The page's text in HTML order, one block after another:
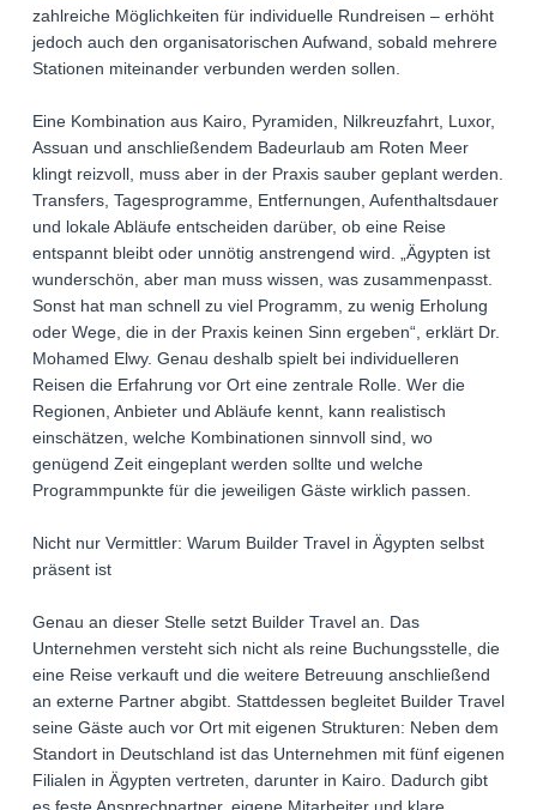
zahlreiche Möglichkeiten für individuelle Rundreisen – erhöht
jedoch auch den organisatorischen Aufwand, sobald mehrere
Stationen miteinander verbunden werden sollen.
Eine Kombination aus Kairo, Pyramiden, Nilkreuzfahrt, Luxor,
Assuan und anschließendem Badeurlaub am Roten Meer
klingt reizvoll, muss aber in der Praxis sauber geplant werden.
Transfers, Tagesprogramme, Entfernungen, Aufenthaltsdauer
und lokale Abläufe entscheiden darüber, ob eine Reise
entspannt bleibt oder unnötig anstrengend wird. „Ägypten ist
wunderschön, aber man muss wissen, was zusammenpasst.
Sonst hat man schnell zu viel Programm, zu wenig Erholung
oder Wege, die in der Praxis keinen Sinn ergeben“, erklärt Dr.
Mohamed Elwy. Genau deshalb spielt bei individuelleren
Reisen die Erfahrung vor Ort eine zentrale Rolle. Wer die
Regionen, Anbieter und Abläufe kennt, kann realistisch
einschätzen, welche Kombinationen sinnvoll sind, wo
genügend Zeit eingeplant werden sollte und welche
Programmpunkte für die jeweiligen Gäste wirklich passen.
Nicht nur Vermittler: Warum Builder Travel in Ägypten selbst
präsent ist
Genau an dieser Stelle setzt Builder Travel an. Das
Unternehmen versteht sich nicht als reine Buchungsstelle, die
eine Reise verkauft und die weitere Betreuung anschließend
an externe Partner abgibt. Stattdessen begleitet Builder Travel
seine Gäste auch vor Ort mit eigenen Strukturen: Neben dem
Standort in Deutschland ist das Unternehmen mit fünf eigenen
Filialen in Ägypten vertreten, darunter in Kairo. Dadurch gibt
es feste Ansprechpartner, eigene Mitarbeiter und klare